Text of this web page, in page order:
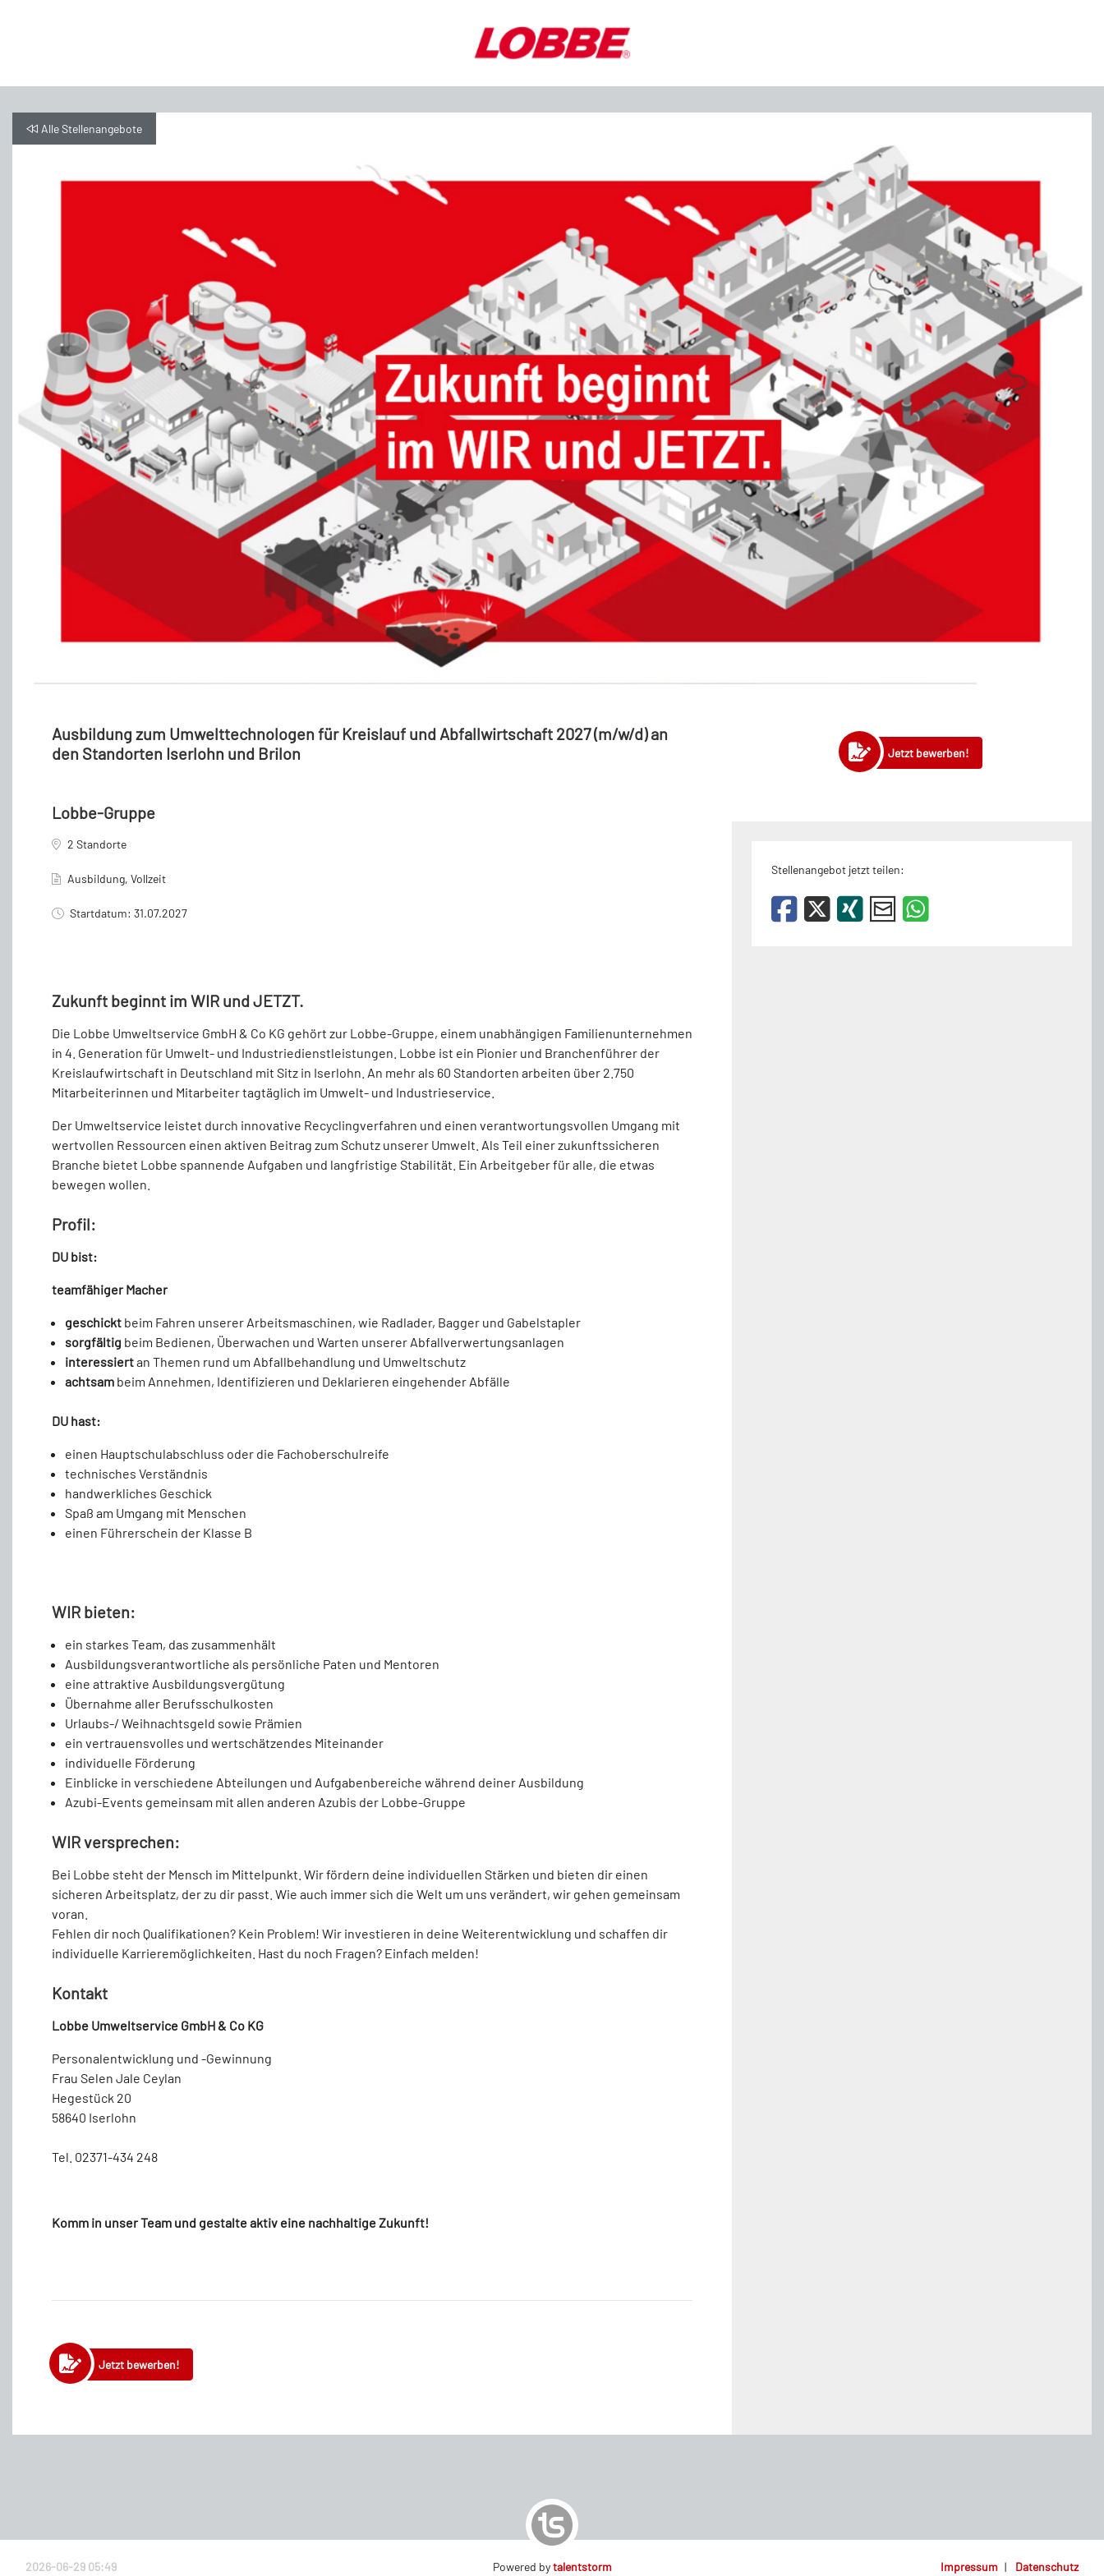
Alle Stellenangebote
Ausbildung zum Umwelttechnologen für Kreislauf und Abfallwirtschaft 2027 (m/w/d) an
den Standorten Iserlohn und Brilon
Lobbe-Gruppe
2 Standorte
Ausbildung, Vollzeit
Startdatum: 31.07.2027
Zukunft beginnt im WIR und JETZT.
Die Lobbe Umweltservice GmbH & Co KG gehört zur Lobbe-Gruppe, einem unabhängigen Familienunternehmen
in 4. Generation für Umwelt- und Industriedienstleistungen. Lobbe ist ein Pionier und Branchenführer der
Kreislaufwirtschaft in Deutschland mit Sitz in Iserlohn. An mehrals 60 Standorten arbeiten über 2.750
Mitarbeiterinnen und Mitarbeiter tagtäglich im Umwelt- und Industrieservice.
Der Umweltservice leistet durch innovative Recyclingverfahren und einen verantwortungsvollen Umgang mit
wertvollen Ressourcen einen aktiven Beitrag zum Schutz unserer Umwelt. Als Teil einer zukunftssicheren
Branche bietet Lobbe spannende Aufgaben und langfristige Stabilität. Ein Arbeitgeber für alle, die etwas
bewegen wollen.
Profil:
DU bist:
teamfähiger Macher
geschickt beim Fahren unserer Arbeitsmaschinen, wie Radlader, Bagger und Gabelstapler
sorgfältig beim Bedienen, Überwachen und Warten unserer Abfallverwertungsanlagen
interessiertan Themen rund um Abfallbehandlung und Umweltschutz
achtsam beim Annehmen, Identifizieren und Deklarieren eingehender Abfälle
DU hast:
einen Hauptschulabschluss oder die Fachoberschulreife
technisches Verständnis
handwerkliches Geschick
Spaß am Umgang mit Menschen
einen Führerschein der Klasse B
WIR bieten:
ein starkes Team, das zusammenhält
Ausbildungsverantwortliche als persönliche Paten und Mentoren
eine attraktive Ausbildungsvergütung
Übernahme aller Berufsschulkosten
Urlaubs-/ Weihnachtsgeld sowie Prämien
ein vertrauensvolles und wertschätzendes Miteinander
individuelle Förderung
Einblicke in verschiedene Abteilungen und Aufgabenbereiche während deiner Ausbildung
Azubi-Events gemeinsam mit allen anderen Azubis der Lobbe-Gruppe
WIR versprechen:
Bei Lobbe steht der Mensch im Mittelpunkt. Wir fördern deine individuellen Stärken und bieten dir einen
sicheren Arbeitsplatz, der zu dir passt. Wie auch immer sich die Welt um uns verändert, wir gehen gemeinsam
voran.
Fehlen dir noch Qualifikationen? Kein Problem! Wir investieren in deine Weiterentwicklung und schaffen dir
individuelle Karrieremöglichkeiten. Hast du noch Fragen? Einfach melden!
Kontakt
Lobbe Umweltservice GmbH & Co KG
Personalentwicklung und -Gewinnung
Frau Selen Jale Ceylan
Hegestück 20
58640 Iserlohn
Tel. 02371-434 248
Komm in unser Team und gestalte aktiv eine nachhaltige Zukunft!
Jetzt bewerben!
Jetzt bewerben!
Stellenangebot jetzt teilen:
2026-06-29 05:49 Powered bytalentstorm Impressum | Datenschutz